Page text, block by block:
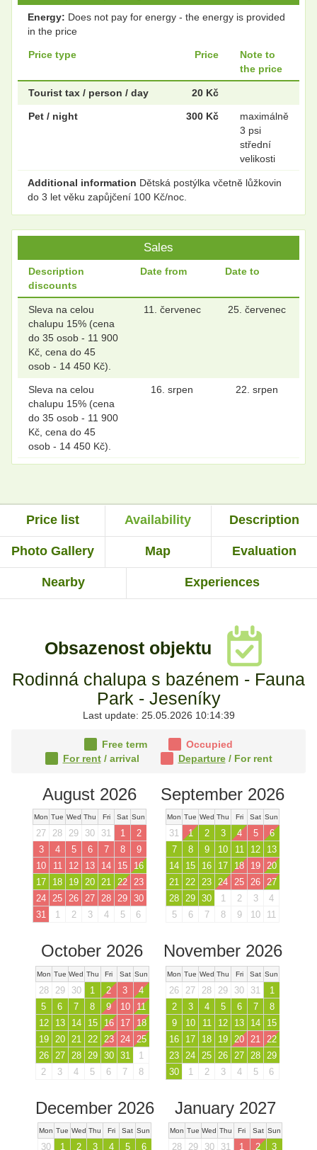
Energy: Does not pay for energy - the energy is provided
in the price
Price type Price
Note to
the price
Tourist tax / person / day 20 Kč
Pet / night 300 Kč
maximálně
3 psi
střední
velikosti
Additional information Dětská postýlka včetně lůžkovin
do 3 let věku zapůjčení 100 Kč/noc.
Sales
Description
discounts
Date from Date to
Sleva na celou
chalupu 15% (cena
do 35 osob - 11 900
Kč, cena do 45
osob - 14 450 Kč).
11. červenec 25. červenec
Sleva na celou
chalupu 15% (cena
do 35 osob - 11 900
Kč, cena do 45
osob - 14 450 Kč).
16. srpen 22. srpen
Price list Availability Description
Photo Gallery Map Evaluation
Nearby Experiences
Obsazenost objektu
Rodinná chalupa s bazénem - Fauna
Park - Jeseníky
Last update: 25.05.2026 10:14:39
Free term
Occupied
For rent/ arrival Departure/ For rent
August 2026
Mon Tue Wed Thu Fri Sat Sun
27 28 29 30 31 1
2
3
4 5 6 7 8
9
10
11 12 13 14 15
16
17
18 19 20 21 22 23
24 25 26 27 28 29 30
31
1 2 3 4 5 6
September 2026
Mon Tue Wed Thu Fri Sat Sun
31 1 2 3 4 5
6
7
8 9 10 11 12
13
14
15 16 17 18 19 20
21 22 23 24 25 26 27
28 29 30 1 2 3
4
5
6 7 8 9 10 11
October 2026
Mon Tue Wed Thu Fri Sat Sun
28 29 30 1 2 3
4
5
6 7 8 9 10
11
12
13 14 15 16 17
18
19
20 21 22 23 24
25
26
27 28 29 30 31
1
2
3 4 5 6 7 8
November 2026
Mon Tue Wed Thu Fri Sat Sun
26 27 28 29 30 31
1
2
3 4 5 6 7
8
9
10 11 12 13 14
15
16
17 18 19 20 21
22
23
24 25 26 27 28
29
30
1 2 3 4 5 6
December 2026
Mon Tue Wed Thu Fri Sat Sun
30 1 2 3 4 5 6
January 2027
Mon Tue Wed Thu Fri Sat Sun
28 29 30 31 1 2 3